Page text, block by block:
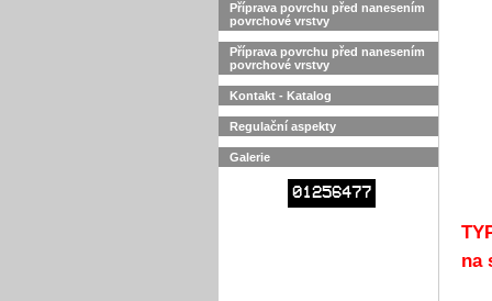
Příprava povrchu před nanesením
povrchové vrstvy
Příprava povrchu před nanesením
povrchové vrstvy
Kontakt - Katalog
Regulační aspekty
Galerie
01256477
na